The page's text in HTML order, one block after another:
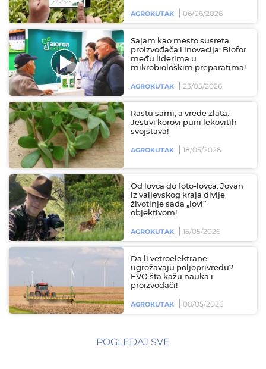
AGROKUTAK 06/06/2026
Sajam kao mesto susreta
proizvođača i inovacija: Biofor
među liderima u
mikrobiološkim preparatima!
AGROKUTAK 23/05/2026
Rastu sami, a vrede zlata:
Jestivi korovi puni lekovitih
svojstava!
AGROKUTAK 18/05/2026
Od lovca do foto-lovca: Jovan
iz valjevskog kraja divlje
životinje sada „lovi”
objektivom!
AGROKUTAK 15/05/2026
Da li vetroelektrane
ugrožavaju poljoprivredu?
EVO šta kažu nauka i
proizvođači!
AGROKUTAK 08/05/2026
POGLEDAJ SVE